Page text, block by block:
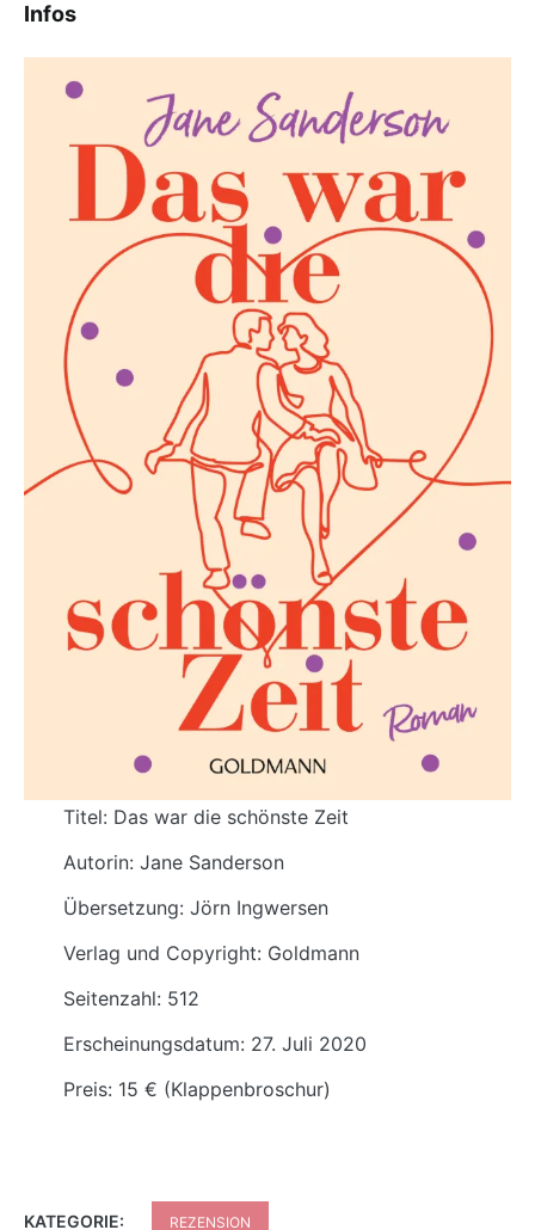
Infos
Titel: Das war die schönste Zeit
Autorin: Jane Sanderson
Übersetzung: Jörn Ingwersen
Verlag und Copyright: Goldmann
Seitenzahl: 512
Erscheinungsdatum: 27. Juli 2020
Preis: 15 € (Klappenbroschur)
KATEGORIE: REZENSION